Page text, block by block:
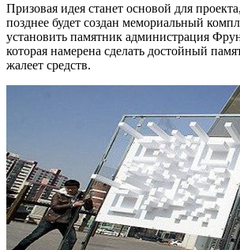
Призовая идея станет основой для
позднее будет создан мемориальный
установить памятник администрация
которая намерена сделать достойный
жалеет средств.